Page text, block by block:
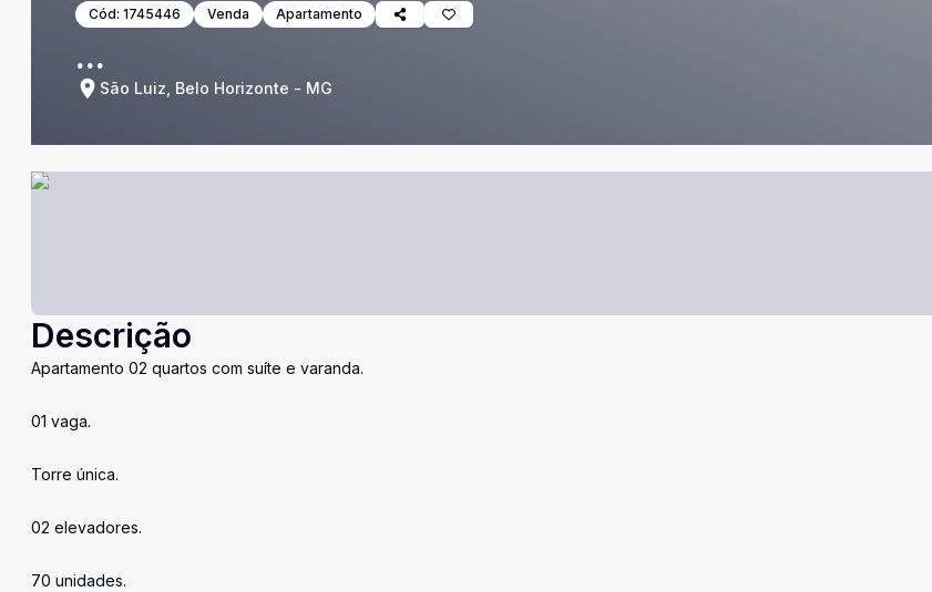
Cód: 1745446 Venda Apartamento
...
São Luiz, Belo Horizonte - MG
Descrição
Apartamento 02 quartos com suíte e varanda.
01 vaga.
Torre única.
02 elevadores.
70 unidades.